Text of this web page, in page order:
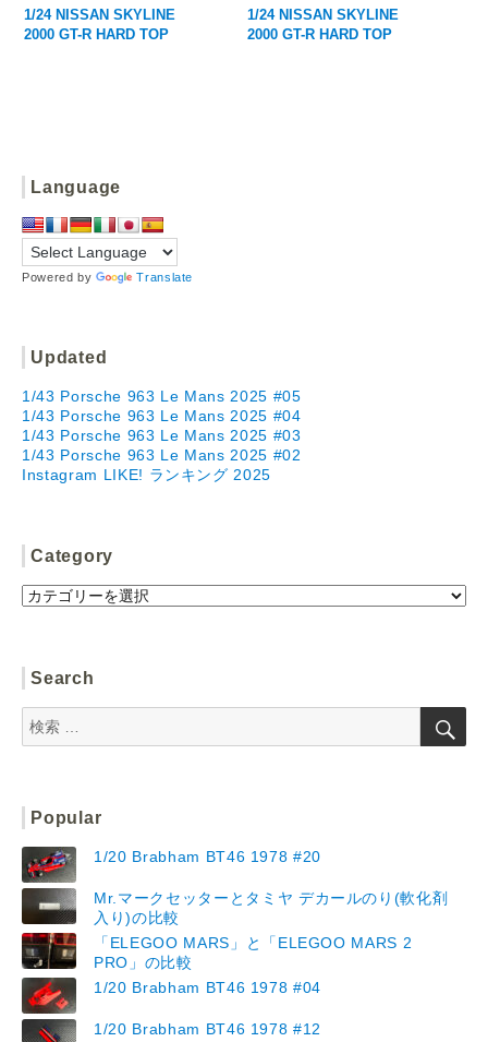
1/24 NISSAN SKYLINE
2000 GT-R HARD TOP
1/24 NISSAN SKYLINE
2000 GT-R HARD TOP
Language
Powered by Translate
Updated
1/43 Porsche 963 Le Mans 2025 #05
1/43 Porsche 963 Le Mans 2025 #04
1/43 Porsche 963 Le Mans 2025 #03
1/43 Porsche 963 Le Mans 2025 #02
Instagram LIKE! ランキング 2025
Category
Category
Search
検
索:
検
Popular
1/20 Brabham BT46 1978 #20
Mr.マークセッターとタミヤ デカールのり(軟化剤
入り)の比較
「ELEGOO MARS」と「ELEGOO MARS 2
PRO」の比較
1/20 Brabham BT46 1978 #04
1/20 Brabham BT46 1978 #12